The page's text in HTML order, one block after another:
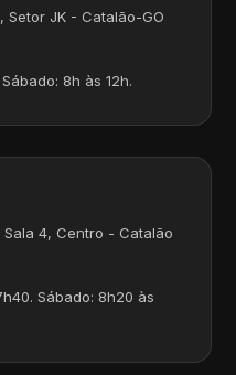
Setor JK - Catalão-GO
8h às 12h.
Sala 4, Centro - Catalão
Sábado: 8h20 às